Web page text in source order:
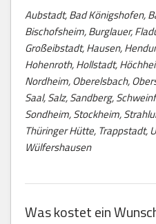
Aubstadt, Bad Königshofen,
Bischofsheim, Burglauer,
Großeibstadt, Hausen,
Hohenroth, Hollstadt,
Nordheim, Oberelsbach,
Saal, Salz, Sandberg,
Sondheim, Stockheim,
Thüringer Hütte, Trappstadt,
Wülfershausen
Was kostet ein